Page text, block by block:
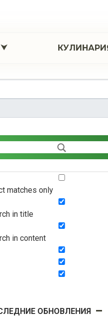
matches only
in title
in content
ОБНОВЛЕНИЯ